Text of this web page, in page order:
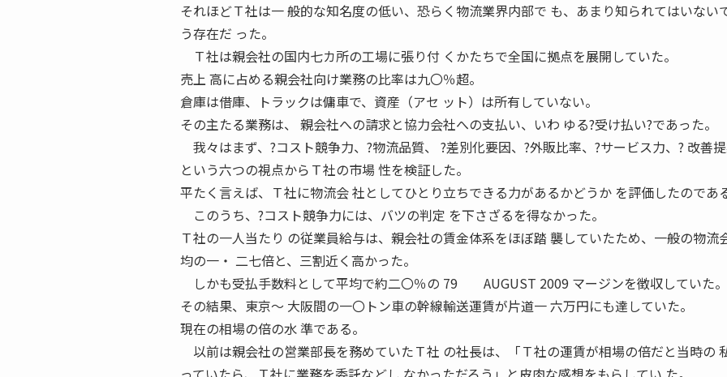
それほどＴ社は一 般的な知名度の低い、恐らく物流業界内部で も、あまり知られてはいない
う存在だ った。
Ｔ社は親会社の国内七カ所の工場に張り付 くかたちで全国に拠点を展開していた。
売上 高に占める親会社向け業務の比率は九〇％超。
倉庫は借庫、トラックは傭車で、資産（アセ ット）は所有していない。
その主たる業務は、 親会社への請求と協力会社への支払い、いわ ゆる?受け払い?であった。
我々はまず、?コスト競争力、?物流品質、 ?差別化要因、?外販比率、?サービス力、? 改善
という六つの視点からＴ社の市場 性を検証した。
平たく言えば、Ｔ社に物流会 社としてひとり立ちできる力があるかどうか を評価したのであ
このうち、?コスト競争力には、バツの判定 を下さざるを得なかった。
Ｔ社の一人当たり の従業員給与は、親会社の賃金体系をほぼ踏 襲していたため、一般の物流
均の一・ 二七倍と、三割近く高かった。
しかも受払手数料として平均で約二〇％の 79 AUGUST 2009 マージンを徴収していた。
その結果、東京〜 大阪間の一〇トン車の幹線輸送運賃が片道一 六万円にも達していた。
現在の相場の倍の水 準である。
以前は親会社の営業部長を務めていたＴ社 の社長は、「Ｔ社の運賃が相場の倍だと当時の